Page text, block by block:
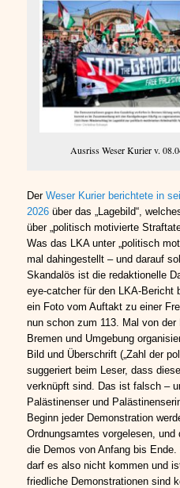
Ausriss Weser Kurier v.
DerWeser Kurier berichtete in
2026 über das „Lagebild“,
über „politisch motivierte
Was das LKA unter „politisch
mal dahingestellt – und darauf
Skandalös ist die redaktionelle
eye-catcher für den LKA-Bericht
ein Foto vom Auftakt zu einer
nun schon zum 113. Mal von
Bremen und Umgebung
Bild und Überschrift („Zahl der
suggeriert beim Leser, dass
verknüpft sind. Das ist falsch –
Palästinenser und
Beginn jeder Demonstration
Ordnungsamtes vorgelesen,
die Demos von Anfang bis
darf es also nicht kommen und
friedliche Demonstrationen sind